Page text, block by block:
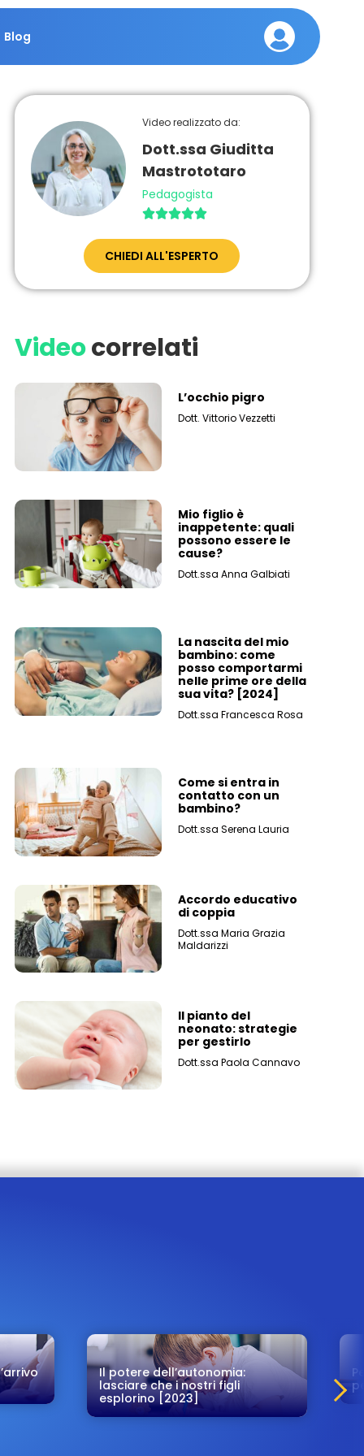
Blog
Video realizzato da:
Dott.ssa Giuditta
Mastrototaro
Pedagogista

CHIEDI ALL'ESPERTO
Videocorrelati
L’occhio pigro
Dott. Vittorio Vezzetti
Mio figlio è
inappetente: quali
possono essere le
cause?
Dott.ssa Anna Galbiati
La nascita del mio
bambino: come
posso comportarmi
nelle prime ore della
sua vita? [2024]
Dott.ssa Francesca Rosa
Come si entra in
contatto con un
bambino?
Dott.ssa Serena Lauria
Accordo educativo
di coppia
Dott.ssa Maria Grazia
Maldarizzi
Il pianto del
neonato: strategie
per gestirlo
Dott.ssa Paola Cannavo
Il potere dell’autonomia:
lasciare che i nostri figli
esplorino [2023]